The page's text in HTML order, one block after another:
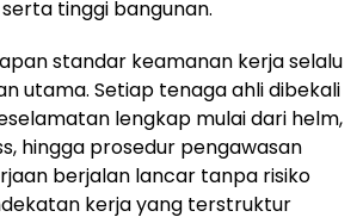
tinggi bangunan.
standar keamanan kerja selalu
utama. Setiap tenaga ahli dibekali
lengkap mulai dari helm,
hingga prosedur pengawasan
berjalan lancar tanpa risiko
kerja yang terstruktur